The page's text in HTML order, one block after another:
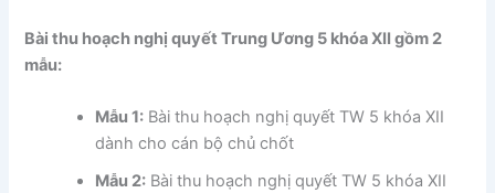
Bài thu hoạch nghị quyết Trung Ương 5 khóa XII gồm 2
mẫu:
Mẫu 1: Bài thu hoạch nghị quyết TW 5 khóa XII
dành cho cán bộ chủ chốt
Mẫu 2: Bài thu hoạch nghị quyết TW 5 khóa XII